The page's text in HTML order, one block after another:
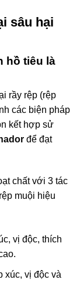
sâu hại
hồ tiêu là
rầy rệp (rệp
các biện pháp
kết hợp sử
để đạt
chất với 3 tác
muội hiệu
vị độc, thích
xúc, vị độc và